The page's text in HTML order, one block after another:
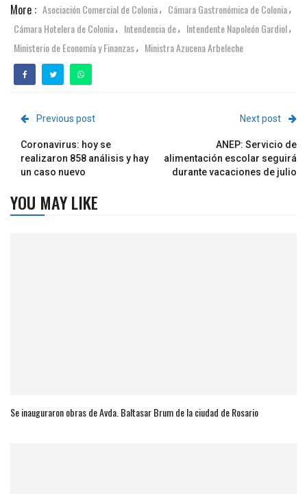
More : Asociación Comercial de Colonia, Cámara Gastronómica de Colonia,
Cámara Hotelera de Colonia, Intendencia de, Intendente Napoleón Gardiol,
Ministerio de Economía y Finanzas, Ministra Azucena Arbeleche
Previous post
Coronavirus: hoy se
realizaron 858 análisis y hay
un caso nuevo
Next post
ANEP: Servicio de
alimentación escolar seguirá
durante vacaciones de julio
YOU MAY LIKE
Se inauguraron obras de Avda. Baltasar Brum de la ciudad de Rosario